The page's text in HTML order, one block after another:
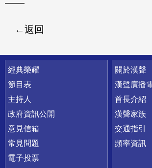
返回
快速連結
經典榮耀
節目表
主持人
政府資訊公開
意見信箱
常見問題
電子投票
關於漢聲
漢聲廣播
首長介紹
漢聲家族
交通指引
頻率資訊